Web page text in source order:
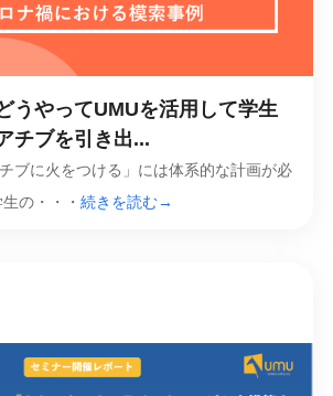
うやってUMUを活用して学生
チブを引き出...
ブに火をつける」には体系的な計画が必
の・・・ 続きを読む→